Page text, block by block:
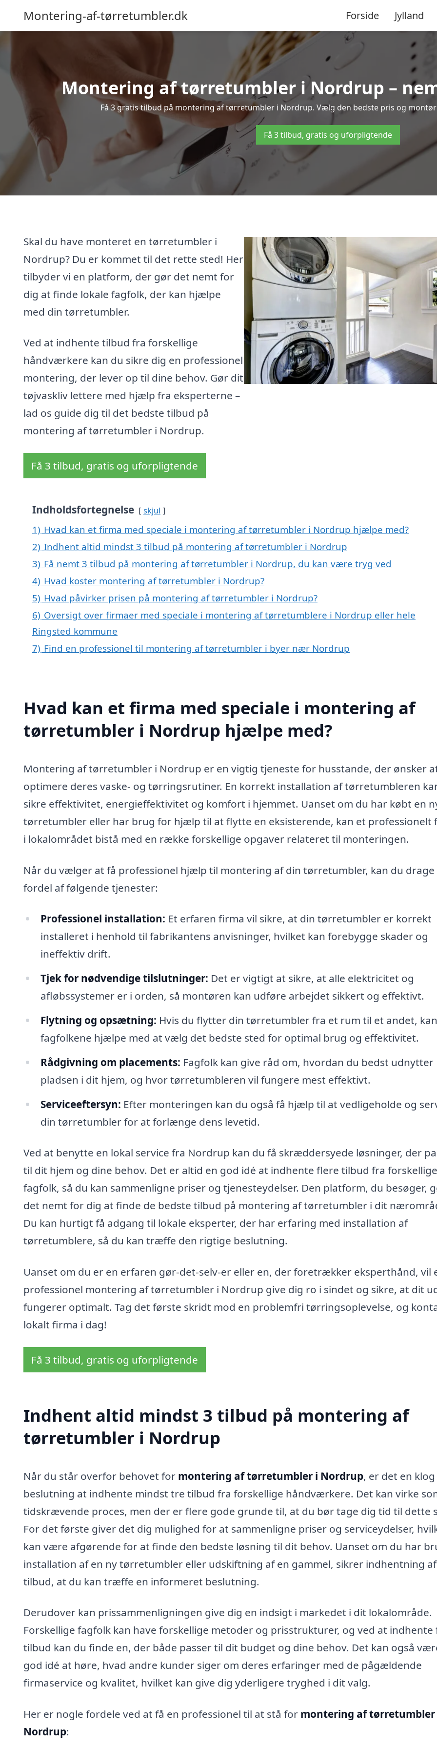
Montering-af-tørretumbler.dk Forside Jylland
Montering af tørretumbler i Nordrup –
Få 3 gratis tilbud på montering af tørretumbler i Nordrup. Vælg den bedste pris og
Få 3 tilbud, gratis og uforpligtende
Skal du have monteret en tørretumbler i
Nordrup? Du er kommet til det rette sted! Her
tilbyder vi en platform, der gør det nemt for
dig at finde lokale fagfolk, der kan hjælpe
med din tørretumbler.
Ved at indhente tilbud fra forskellige
håndværkere kan du sikre dig en professionel
montering, der lever op til dine behov. Gør dit
tøjvaskliv lettere med hjælp fra eksperterne –
lad os guide dig til det bedste tilbud på
montering af tørretumbler i Nordrup.
Få 3 tilbud, gratis og uforpligtende
Indholdsfortegnelse skjul
1) Hvad kan et firma med speciale i montering af tørretumbler i Nordrup hjælpe med?
2) Indhent altid mindst 3 tilbud på montering af tørretumbler i Nordrup
3) Få nemt 3 tilbud på montering af tørretumbler i Nordrup, du kan være tryg ved
4) Hvad koster montering af tørretumbler i Nordrup?
5) Hvad påvirker prisen på montering af tørretumbler i Nordrup?
6) Oversigt over firmaer med speciale i montering af tørretumblere i Nordrup eller hele
Ringsted kommune
7) Find en professionel til montering af tørretumbler i byer nær Nordrup
Hvad kan et firma med speciale i montering af
tørretumbler i Nordrup hjælpe med?
Montering af tørretumbler i Nordrup er en vigtig tjeneste for husstande, der ønsker
optimere deres vaske- og tørringsrutiner. En korrekt installation af tørretumbleren
sikre effektivitet, energieffektivitet og komfort i hjemmet. Uanset om du har købt en
tørretumbler eller har brug for hjælp til at flytte en eksisterende, kan et professionelt
i lokalområdet bistå med en række forskellige opgaver relateret til monteringen.
Når du vælger at få professionel hjælp til montering af din tørretumbler, kan du drage
fordel af følgende tjenester:
Professionel installation: Et erfaren firma vil sikre, at din tørretumbler er korrekt
installeret i henhold til fabrikantens anvisninger, hvilket kan forebygge skader og
ineffektiv drift.
Tjek for nødvendige tilslutninger: Det er vigtigt at sikre, at alle elektricitet og
afløbssystemer er i orden, så montøren kan udføre arbejdet sikkert og effektivt.
Flytning og opsætning: Hvis du flytter din tørretumbler fra et rum til et andet, kan
fagfolkene hjælpe med at vælg det bedste sted for optimal brug og effektivitet.
Rådgivning om placements: Fagfolk kan give råd om, hvordan du bedst udnytter
pladsen i dit hjem, og hvor tørretumbleren vil fungere mest effektivt.
Serviceeftersyn: Efter monteringen kan du også få hjælp til at vedligeholde og
din tørretumbler for at forlænge dens levetid.
Ved at benytte en lokal service fra Nordrup kan du få skræddersyede løsninger, der
til dit hjem og dine behov. Det er altid en god idé at indhente flere tilbud fra forskellige
fagfolk, så du kan sammenligne priser og tjenesteydelser. Den platform, du besøger,
det nemt for dig at finde de bedste tilbud på montering af tørretumbler i dit
Du kan hurtigt få adgang til lokale eksperter, der har erfaring med installation af
tørretumblere, så du kan træffe den rigtige beslutning.
Uanset om du er en erfaren gør-det-selv-er eller en, der foretrækker eksperthånd, vil
professionel montering af tørretumbler i Nordrup give dig ro i sindet og sikre, at dit
fungerer optimalt. Tag det første skridt mod en problemfri tørringsoplevelse, og
lokalt firma i dag!
Få 3 tilbud, gratis og uforpligtende
Indhent altid mindst 3 tilbud på montering af
tørretumbler i Nordrup
Når du står overfor behovet for montering af tørretumbler i Nordrup, er det en klog
beslutning at indhente mindst tre tilbud fra forskellige håndværkere. Det kan virke
tidskrævende proces, men der er flere gode grunde til, at du bør tage dig tid til dette
For det første giver det dig mulighed for at sammenligne priser og serviceydelser,
kan være afgørende for at finde den bedste løsning til dit behov. Uanset om du har
installation af en ny tørretumbler eller udskiftning af en gammel, sikrer indhentning
tilbud, at du kan træffe en informeret beslutning.
Derudover kan prissammenligningen give dig en indsigt i markedet i dit lokalområde.
Forskellige fagfolk kan have forskellige metoder og prisstrukturer, og ved at indhente
tilbud kan du finde en, der både passer til dit budget og dine behov. Det kan også
god idé at høre, hvad andre kunder siger om deres erfaringer med de pågældende
firmaservice og kvalitet, hvilket kan give dig yderligere tryghed i dit valg.
Her er nogle fordele ved at få en professionel til at stå for montering af tørretumbler
Nordrup: